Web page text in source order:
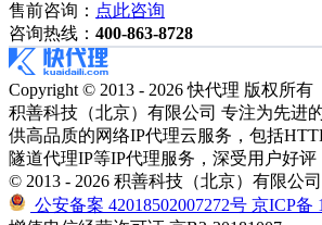
售前咨询： 点此咨询
咨询热线： 400-863-8728
Copyright © 2013 - 2026 快代理 版权所有
积善科技（北京）有限公司 专注为先进
供高品质的网络IP代理云服务，包括
隧道代理IP等IP代理服务，深受用户好评
© 2013 - 2026 积善科技（北京）有限公司
公安备案 42018502007272号 京ICP备